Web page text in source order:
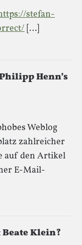
stefan-
[…]
Henn’s
Weblog
zahlreicher
auf den Artikel
E-Mail-
Beate Klein?